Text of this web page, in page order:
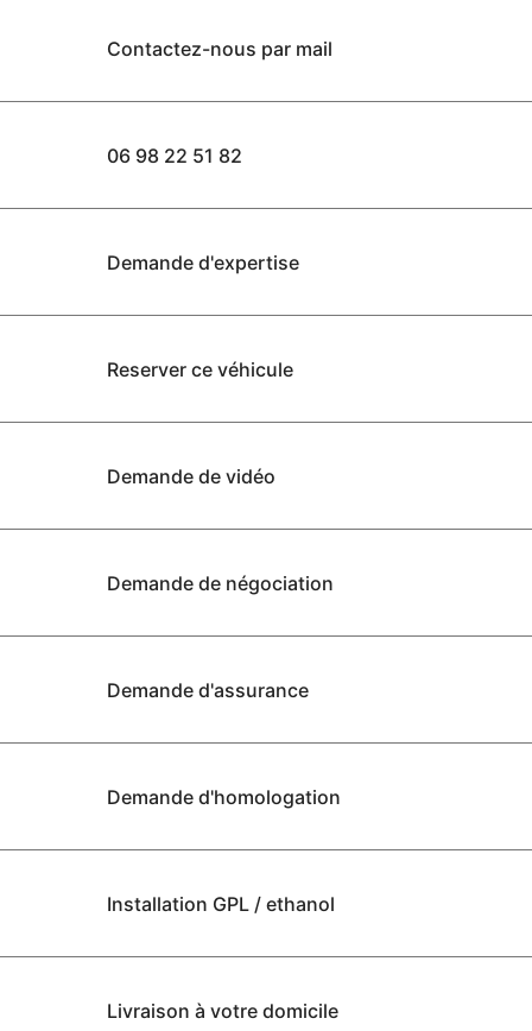
Contactez-nous par mail
06 98 22 51 82
Demande d'expertise
Reserver ce véhicule
Demande de vidéo
Demande de négociation
Demande d'assurance
Demande d'homologation
Installation GPL / ethanol
Livraison à votre domicile